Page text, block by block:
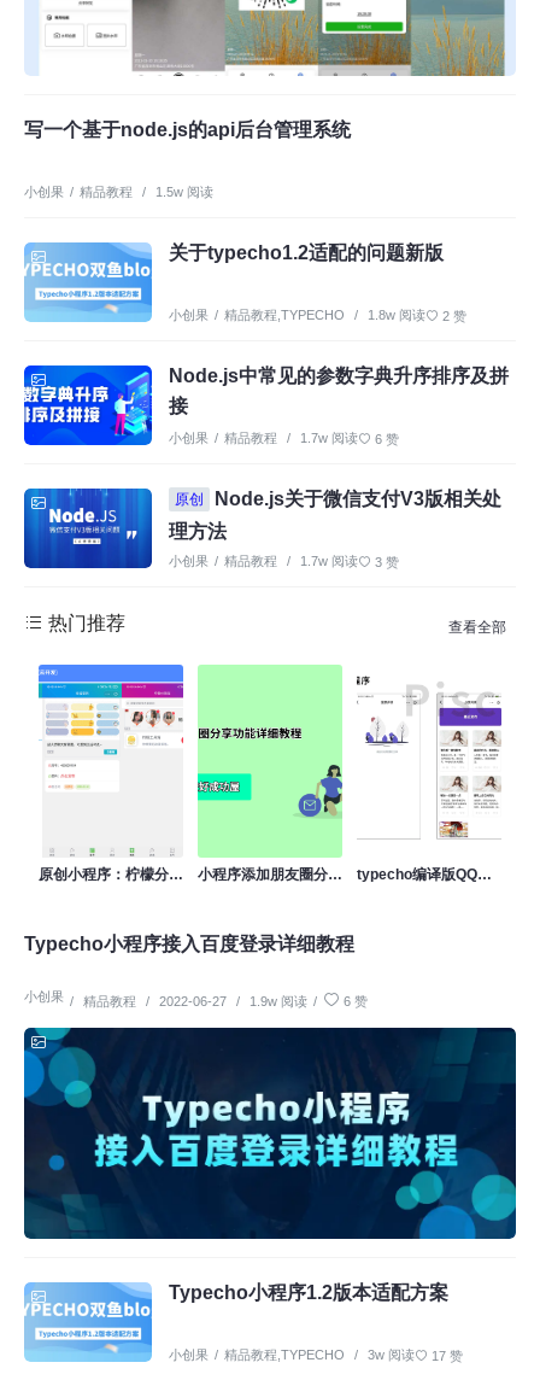
写一个基于node.js的api后台管理系统
小创果 / 精品教程 / 1.5w 阅读
关于typecho1.2适配的问题新版
小创果 / 精品教程,TYPECHO / 1.8w 阅读 2 赞
Node.js中常见的参数字典升序排序及拼
接
小创果 / 精品教程 / 1.7w 阅读 6 赞
原创
Node.js关于微信支付V3版相关处
理方法
小创果 / 精品教程 / 1.7w 阅读 3 赞
热门推荐 查看全部
原创小程序：柠檬分享库，一款简单的分享资源站程序（可搭建APP） 小程序添加朋友圈分享功能详细教程 typecho编译版QQ小程序源码
Typecho小程序接入百度登录详细教程
小创果 / 精品教程 / 2022-06-27 / 1.9w 阅读 / 6 赞
Typecho小程序1.2版本适配方案
小创果 / 精品教程 TYPECHO / 3w 阅读 17 赞